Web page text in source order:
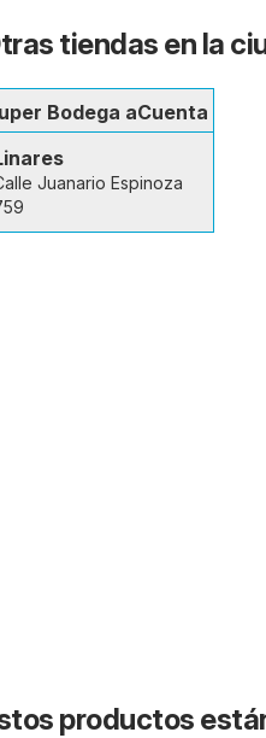
tiendas en la
Bodega aCuenta
Juanario Espinoza
productos